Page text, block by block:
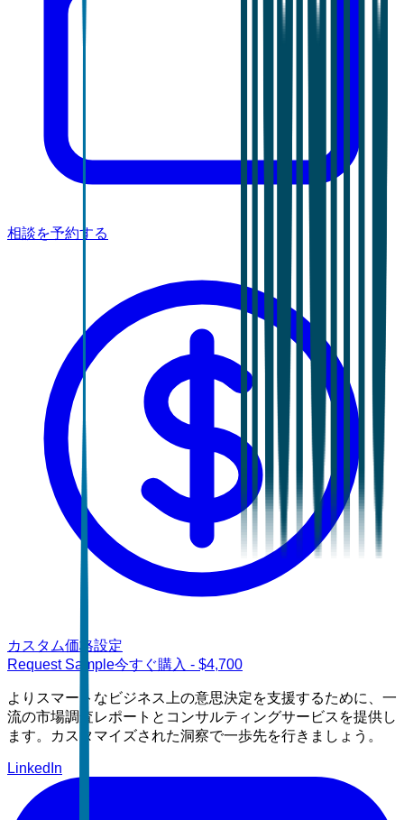
相談を予約する
カスタム価格設定
Request Sample今すぐ購入 - $4,700
よりスマートなビジネス上の意思決定を支援するために、一
流の市場調査レポートとコンサルティングサービスを提供し
ます。カスタマイズされた洞察で一歩先を行きましょう。
LinkedIn